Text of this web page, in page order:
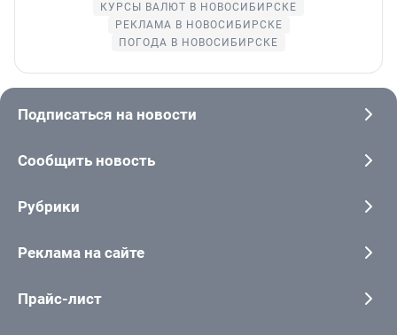
КУРСЫ ВАЛЮТ В НОВОСИБИРСКЕ
РЕКЛАМА В НОВОСИБИРСКЕ
ПОГОДА В НОВОСИБИРСКЕ
Подписаться на новости
Сообщить новость
Рубрики
Реклама на сайте
Прайс-лист